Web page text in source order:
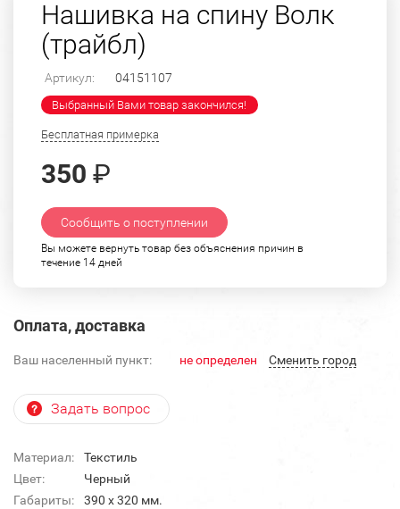
Нашивка на спину Волк
(трайбл)
Артикул: 04151107
Выбранный Вами товар закончился!
Бесплатная примерка
350 ₽
Сообщить о поступлении
Вы можете вернуть товар без объяснения причин в
течение 14 дней
Оплата, доставка
Ваш населенный пункт: не определен Cменить город
Задать вопрос
Материал:
Текстиль
Цвет:
Черный
Габариты:
390 x 320 мм.